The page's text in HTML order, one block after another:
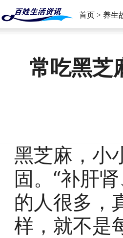
首页 > 养生
常吃黑芝
黑芝麻，小
固。“补肝
的人很多，
样，就不是